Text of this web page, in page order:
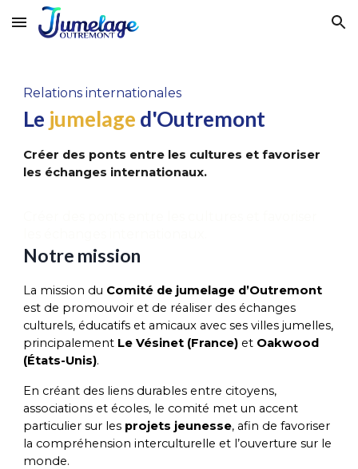
Skip to main content Skip to navigation
Relations internationales
Le jumelage d'Outremont
Créer des ponts entre les cultures et favoriser
les échanges internationaux.
Notre mission
La mission du Comité de jumelage d’Outremont
est de promouvoir et de réaliser des échanges
culturels, éducatifs et amicaux avec ses villes jumelles,
principalement Le Vésinet (France) et Oakwood
(États-Unis).
En créant des liens durables entre citoyens,
associations et écoles, le comité met un accent
particulier sur les projets jeunesse, afin de favoriser
la compréhension interculturelle et l’ouverture sur le
monde.